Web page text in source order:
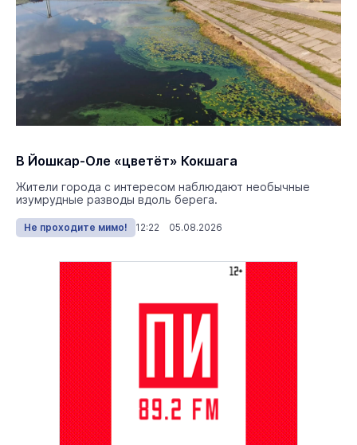
В Йошкар-Оле «цветёт» Кокшага
Жители города с интересом наблюдают необычные
изумрудные разводы вдоль берега.
Не проходите мимо! 12:22 05.08.2026